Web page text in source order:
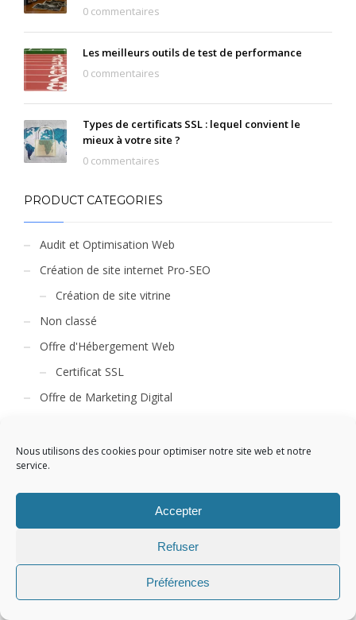
Nous utilisons des cookies pour optimiser notre site web et notre
service.
Accepter
Refuser
Préférences
0 commentaires
Les meilleurs outils de test de performance
0 commentaires
Types de certificats SSL : lequel convient le
mieux à votre site ?
0 commentaires
PRODUCT CATEGORIES
Audit et Optimisation Web
Création de site internet Pro-SEO
Création de site vitrine
Non classé
Offre d'Hébergement Web
Certificat SSL
Offre de Marketing Digital
Référencement naturel - 12 mois
Référencement naturel - 6 mois
Referencement Social SMO